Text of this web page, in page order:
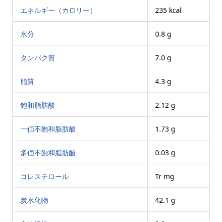
エネルギー（カロリー） 235 kcal
水分 0.8 g
タンパク質 7.0 g
脂質 4.3 g
飽和脂肪酸 2.12 g
一価不飽和脂肪酸 1.73 g
多価不飽和脂肪酸 0.03 g
コレステロール Tr mg
炭水化物 42.1 g